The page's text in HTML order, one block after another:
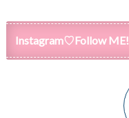
Instagram♡Follow ME!